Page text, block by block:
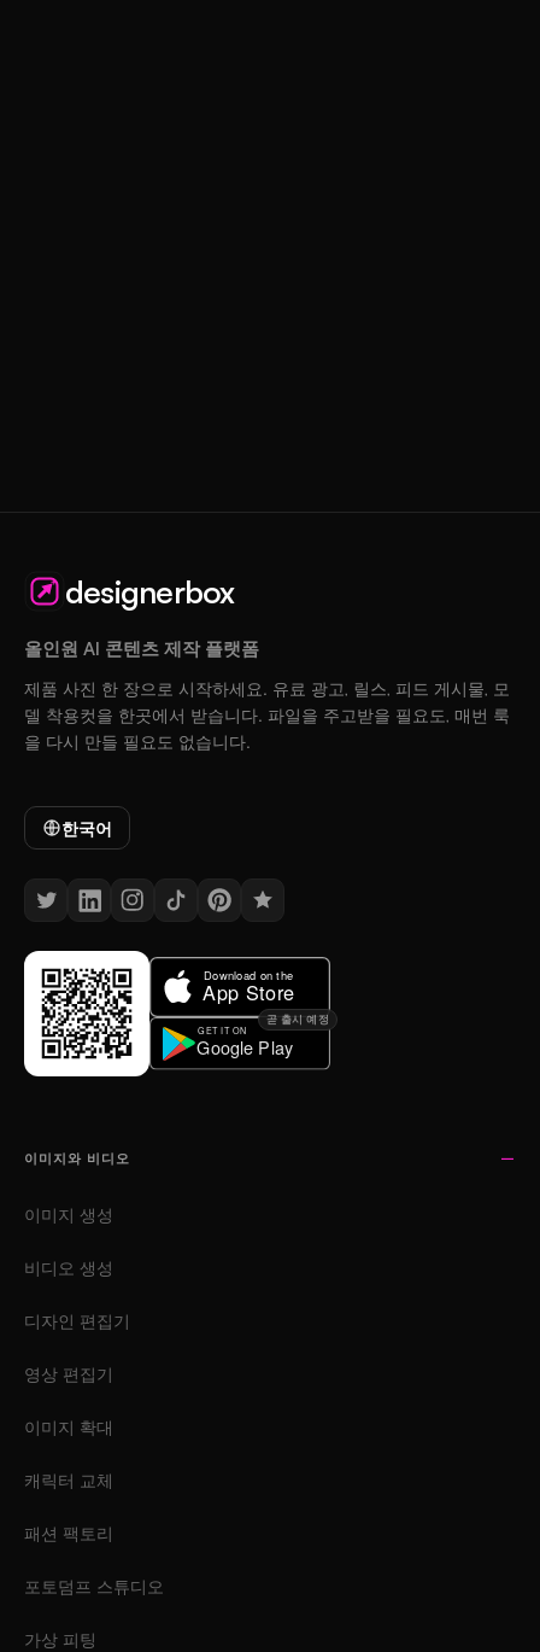
designerbox
올인원 AI 콘텐츠 제작 플랫폼
제품 사진 한 장으로 시작하세요. 유료 광고, 릴스, 피드 게시물, 모
델 착용컷을 한곳에서 받습니다. 파일을 주고받을 필요도, 매번 룩
을 다시 만들 필요도 없습니다.
한국어
곧 출시 예정
이미지와 비디오
이미지 생성
비디오 생성
디자인 편집기
영상 편집기
이미지 확대
캐릭터 교체
패션 팩토리
포토덤프 스튜디오
가상 피팅